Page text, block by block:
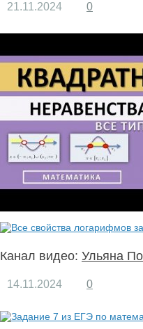
21.11.2024 0
Канал видео: Ульяна
14.11.2024 0